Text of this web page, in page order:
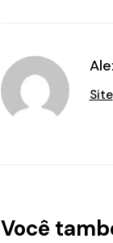
Site
Você